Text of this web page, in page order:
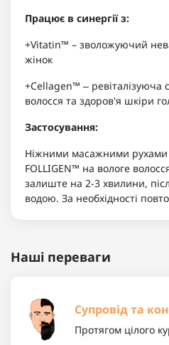
Працює в синергії з:
+Vitatin™ – зволожуючий
жінок
+Cellagen™ ‒ ревіталізуюча
волосся та здоров'я шкіри
Застосування:
Ніжними масажними рухами
FOLLIGEN™ на вологе
залиште на 2-3 хвилини,
водою. За необхідності
Наші переваги
Супровід та
Протягом цілого